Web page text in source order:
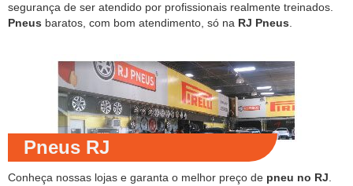
segurança de ser atendido por profissionais realmente treinados.
Pneus baratos, com bom atendimento, só na RJ Pneus
Pneus RJ
Conheça nossas lojas e garanta o melhor preço de pneu no RJ